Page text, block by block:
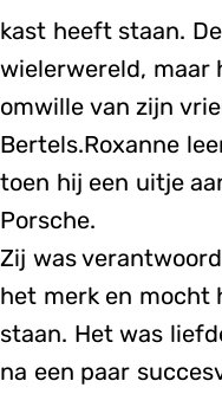
kast heeft staan.
wielerwereld, maar
omwille van zijn
Bertels.Roxanne
toen hij een uitje
Porsche.
Zij was
het merk en mocht
staan. Het was
na een paar